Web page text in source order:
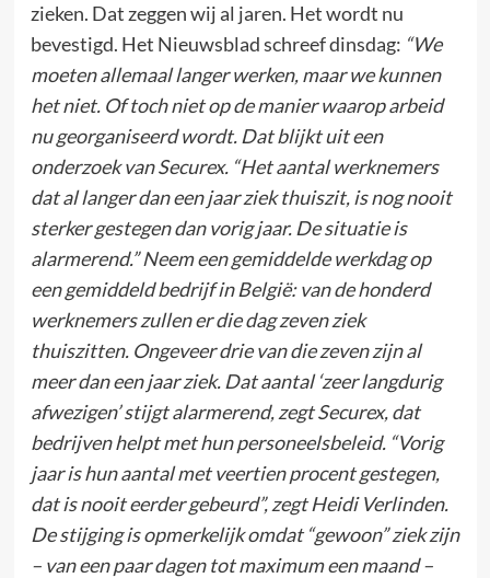
zieken. Dat zeggen wij al jaren. Het wordt nu
bevestigd. Het Nieuwsblad schreef dinsdag: “We
moeten allemaal langer werken, maar we kunnen
het niet. Of toch niet op de manier waarop arbeid
nu georganiseerd wordt. Dat blijkt uit een
onderzoek van Securex. “Het aantal werknemers
dat al langer dan een jaar ziek thuiszit, is nog nooit
sterker gestegen dan vorig jaar. De situatie is
alarmerend.” Neem een gemiddelde werkdag op
een gemiddeld bedrijf in België: van de honderd
werknemers zullen er die dag zeven ziek
thuiszitten. Ongeveer drie van die zeven zijn al
meer dan een jaar ziek. Dat aantal ‘zeer langdurig
afwezigen’ stijgt alarmerend, zegt Securex, dat
bedrijven helpt met hun personeelsbeleid. “Vorig
jaar is hun aantal met veertien procent gestegen,
dat is nooit eerder gebeurd”, zegt Heidi Verlinden.
De stijging is opmerkelijk omdat “gewoon” ziek zijn
– van een paar dagen tot maximum een maand –